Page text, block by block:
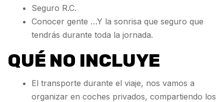
Seguro R.C.
Conocer gente …Y la sonrisa que seguro que
tendrás durante toda la jornada.
QUÉ NO INCLUYE
El transporte durante el viaje, nos vamos a
organizar en coches privados, compartiendo los